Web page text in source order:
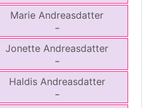
Marie Andreasdatter
–
Jonette Andreasdatter
–
Haldis Andreasdatter
–